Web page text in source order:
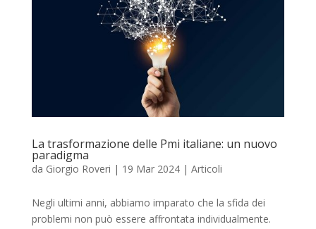
La trasformazione delle Pmi italiane: un nuovo
paradigma
da Giorgio Roveri | 19 Mar 2024| Articoli
Negli ultimi anni, abbiamo imparato che la sfida dei
problemi non può essere affrontata individualmente.